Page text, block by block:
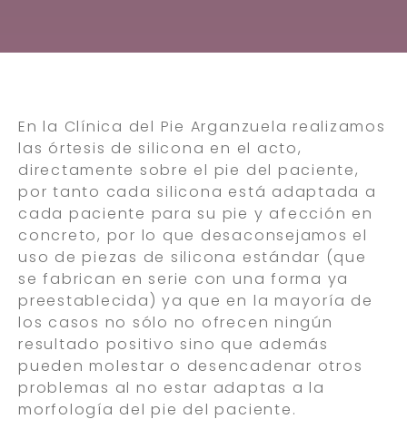
En la Clínica del Pie Arganzuela realizamos
las órtesis de silicona en el acto,
directamente sobre el pie del paciente,
por tanto cada silicona está adaptada a
cada paciente para su pie y afección en
concreto, por lo que desaconsejamos el
uso de piezas de silicona estándar (que
se fabrican en serie con una forma ya
preestablecida) ya que en la mayoría de
los casos no sólo no ofrecen ningún
resultado positivo sino que además
pueden molestar o desencadenar otros
problemas al no estar adaptas a la
morfología del pie del paciente.